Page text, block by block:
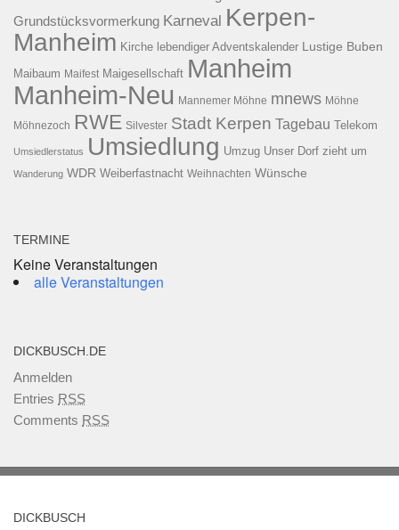
Grundstücksvormerkung Karneval Kerpen-
Manheim Kirche lebendiger Adventskalender Lustige Buben
Maibaum Maifest Maigesellschaft Manheim
Manheim-Neu Mannemer Möhne mnews Möhne
Möhnezoch RWE Silvester Stadt Kerpen Tagebau Telekom
Umsiedlerstatus Umsiedlung Umzug Unser Dorf zieht um
Wanderung WDR Weiberfastnacht Weihnachten Wünsche
TERMINE
Keine Veranstaltungen
alle Veranstaltungen
DICKBUSCH.DE
Anmelden
Entries RSS
Comments RSS
DICKBUSCH